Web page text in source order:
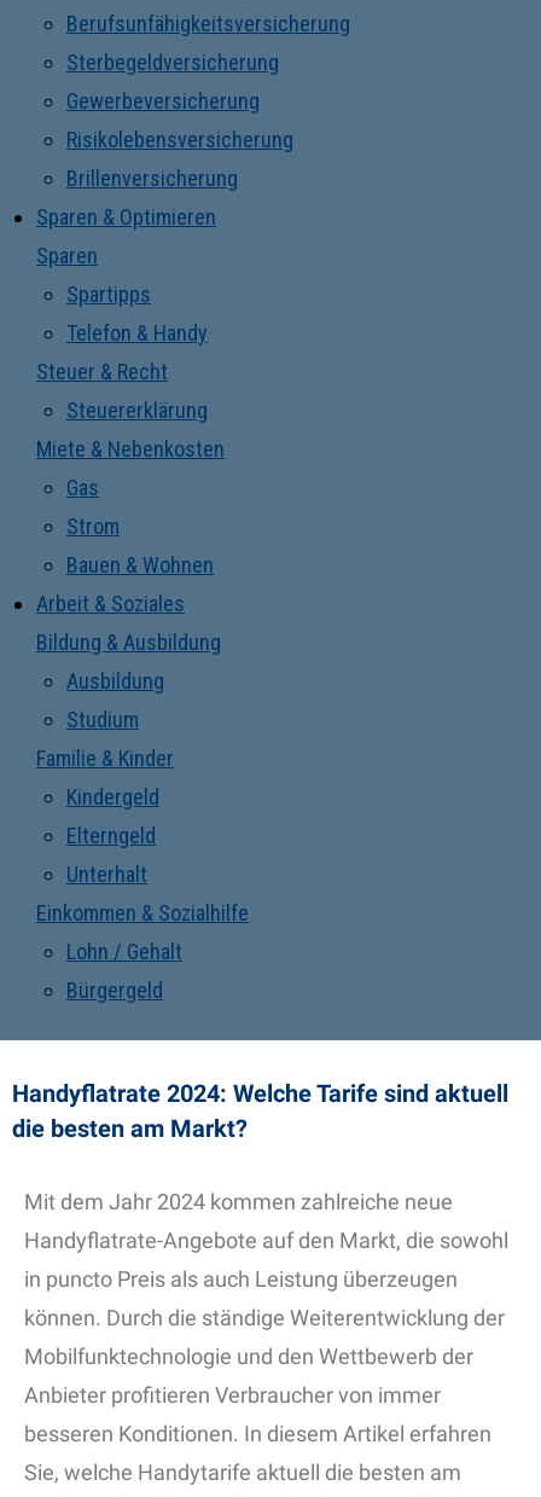
Berufsunfähigkeitsversicherung
Sterbegeldversicherung
Gewerbeversicherung
Risikolebensversicherung
Brillenversicherung
Sparen & Optimieren
Sparen
Spartipps
Telefon & Handy
Steuer & Recht
Steuererklärung
Miete & Nebenkosten
Gas
Strom
Bauen & Wohnen
Arbeit & Soziales
Bildung & Ausbildung
Ausbildung
Studium
Familie & Kinder
Kindergeld
Elterngeld
Unterhalt
Einkommen & Sozialhilfe
Lohn / Gehalt
Bürgergeld
Handyflatrate 2024: Welche Tarife sind aktuell
die besten am Markt?
Mit dem Jahr 2024 kommen zahlreiche neue
Handyflatrate-Angebote auf den Markt, die sowohl
in puncto Preis als auch Leistung überzeugen
können. Durch die ständige Weiterentwicklung der
Mobilfunktechnologie und den Wettbewerb der
Anbieter profitieren Verbraucher von immer
besseren Konditionen. In diesem Artikel erfahren
Sie, welche Handytarife aktuell die besten am